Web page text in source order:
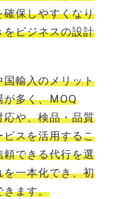
確保しやすくなり
をビジネスの設計
国輸入のメリット
が多く、MOQ
応や、検品・品質
ビスを活用するこ
頼できる代行を選
を一本化でき、初
きます。